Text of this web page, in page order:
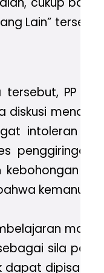
Lain”
PP
diskusi
intoleran
sila